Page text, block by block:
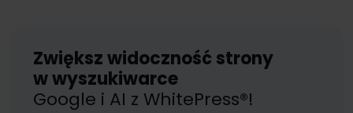
Zwiększ widoczność strony
w wyszukiwarce
Google i AI z WhitePress®!